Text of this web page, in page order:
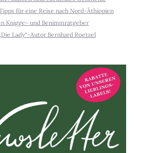
für eine Reise nach Nord-Äthiopien
Knigge- und Benimmratgeber
Lady“-Autor Bernhard Roetzel